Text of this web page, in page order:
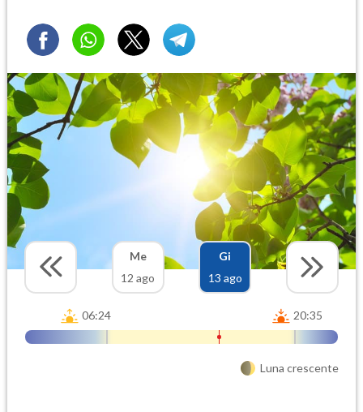
Me
12 ago
Gi
13 ago
06:24 20:35
Luna crescente